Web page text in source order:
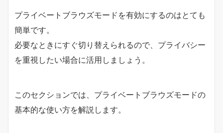
プライベートブラウズモードを有効にするのはとても
簡単です。
必要なときにすぐ切り替えられるので、プライバシー
を重視したい場合に活用しましょう。
このセクションでは、プライベートブラウズモードの
基本的な使い方を解説します。